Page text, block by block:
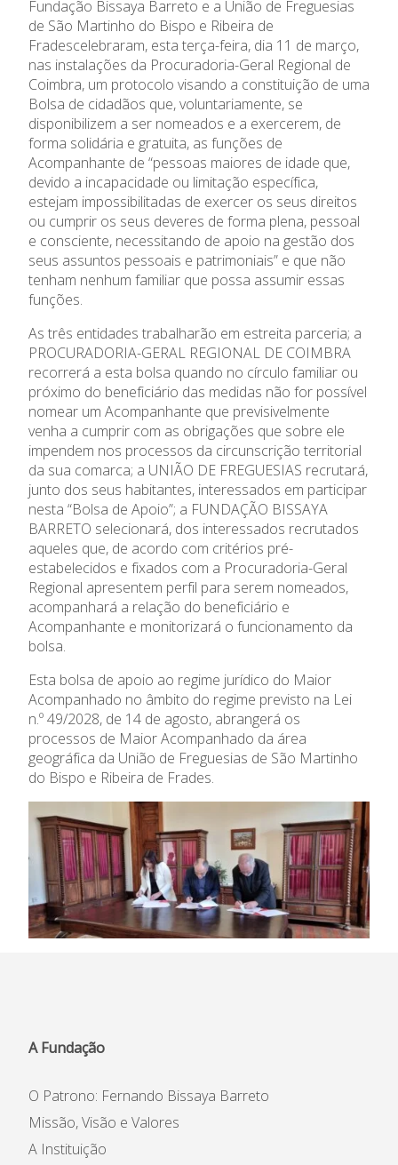
Relatório de Atividades e
Contas
Apoios Financeiros do
Estado
Conselho de Administração
Comissão Executiva
Conselho Fiscal
Conselho de Curadores
Colaboradores
Organigrama
Prémios
Emprego
Concursos
Agenda
Notícias
Fundação Bissaya Barreto e a União de Freguesias
de São Martinho do Bispo e Ribeira de
Fradescelebraram, esta terça-feira, dia 11 de março,
nas instalações da Procuradoria-Geral Regional de
Coimbra, um protocolo visando a constituição de uma
Bolsa de cidadãos que, voluntariamente, se
disponibilizem a ser nomeados e a exercerem, de
forma solidária e gratuita, as funções de
Acompanhante de “pessoas maiores de idade que,
devido a incapacidade ou limitação específica,
estejam impossibilitadas de exercer os seus direitos
ou cumprir os seus deveres de forma plena, pessoal
e consciente, necessitando de apoio na gestão dos
seus assuntos pessoais e patrimoniais” e que não
tenham nenhum familiar que possa assumir essas
funções.
As três entidades trabalharão em estreita parceria; a
PROCURADORIA-GERAL REGIONAL DE COIMBRA
recorrerá a esta bolsa quando no círculo familiar ou
próximo do beneficiário das medidas não for possível
nomear um Acompanhante que previsivelmente
venha a cumprir com as obrigações que sobre ele
impendem nos processos da circunscrição territorial
da sua comarca; a UNIÃO DE FREGUESIAS recrutará,
junto dos seus habitantes, interessados em participar
nesta “Bolsa de Apoio”; a FUNDAÇÃO BISSAYA
BARRETO selecionará, dos interessados recrutados
aqueles que, de acordo com critérios pré-
estabelecidos e fixados com a Procuradoria-Geral
Regional apresentem perfil para serem nomeados,
acompanhará a relação do beneficiário e
Acompanhante e monitorizará o funcionamento da
bolsa.
Esta bolsa de apoio ao regime jurídico do Maior
Acompanhado no âmbito do regime previsto na Lei
n.º 49/2028, de 14 de agosto, abrangerá os
processos de Maior Acompanhado da área
geográfica da União de Freguesias de São Martinho
do Bispo e Ribeira de Frades.
A Fundação
O Patrono: Fernando Bissaya Barreto
Missão, Visão e Valores
A Instituição